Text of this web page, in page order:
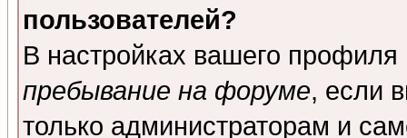
пользователей?
В настройках вашего
пребывание на форуме, если
только администраторам и